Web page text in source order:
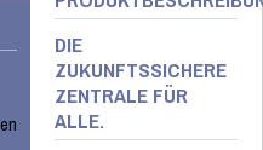
DIE
ZUKUNFTSSICHERE
ZENTRALE FÜR
ALLE.